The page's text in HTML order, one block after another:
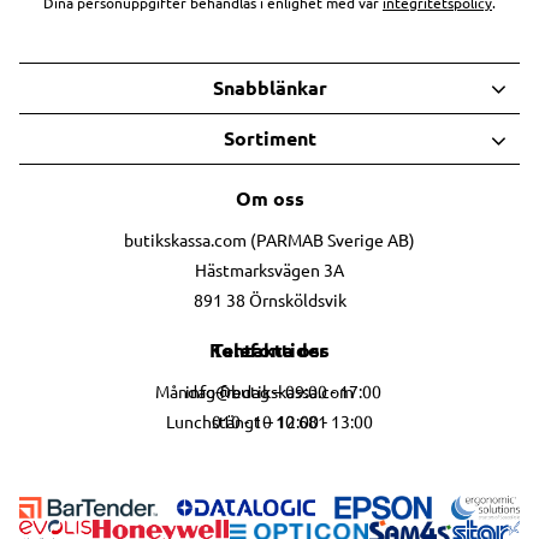
Dina personuppgifter behandlas i enlighet med vår integritetspolicy.
Om oss
butikskassa.com (PARMAB Sverige AB)
Hästmarksvägen 3A
891 38 Örnsköldsvik
Kontakta oss
info@butikskassa.com
010 - 10 10 681
Telefontider
Måndag-fredag – 09:00 - 17:00
Lunchstängt – 12:00 - 13:00
Snabblänkar
Sortiment